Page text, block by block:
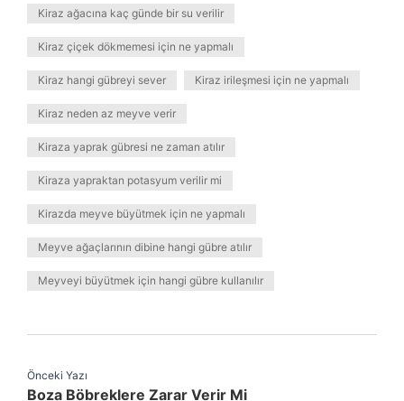
Kiraz ağacına kaç günde bir su verilir
Kiraz çiçek dökmemesi için ne yapmalı
Kiraz hangi gübreyi sever Kiraz irileşmesi için ne yapmalı
Kiraz neden az meyve verir
Kiraza yaprak gübresi ne zaman atılır
Kiraza yapraktan potasyum verilir mi
Kirazda meyve büyütmek için ne yapmalı
Meyve ağaçlarının dibine hangi gübre atılır
Meyveyi büyütmek için hangi gübre kullanılır
Önceki Yazı
Boza Böbreklere Zarar Verir Mi